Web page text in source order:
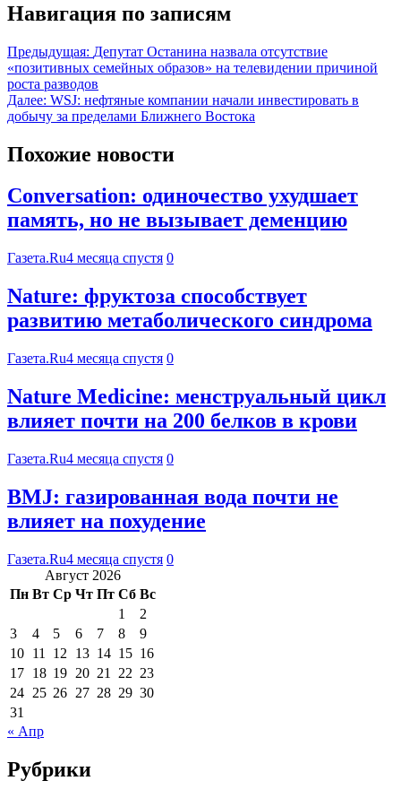
Навигация по записям
Предыдущая: Депутат Останина назвала отсутствие
«позитивных семейных образов» на телевидении причиной
роста разводов
Далее: WSJ: нефтяные компании начали инвестировать в
добычу за пределами Ближнего Востока
Похожие новости
Conversation: одиночество ухудшает
память, но не вызывает деменцию
Газета.Ru4 месяца спустя 0
Nature: фруктоза способствует
развитию метаболического синдрома
Газета.Ru4 месяца спустя 0
Nature Medicine: менструальный цикл
влияет почти на 200 белков в крови
Газета.Ru4 месяца спустя 0
BMJ: газированная вода почти не
влияет на похудение
Газета.Ru4 месяца спустя 0
Август 2026
Пн Вт Ср Чт Пт Сб Вс
1
2
3
4 5 6 7 8
9
10 11 12 13 14 15 16
17 18 19 20 21 22 23
24 25 26 27 28 29 30
31
« Апр
Рубрики